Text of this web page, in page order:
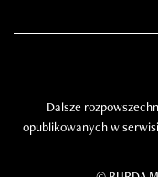
Dalsze
opublikowanych w